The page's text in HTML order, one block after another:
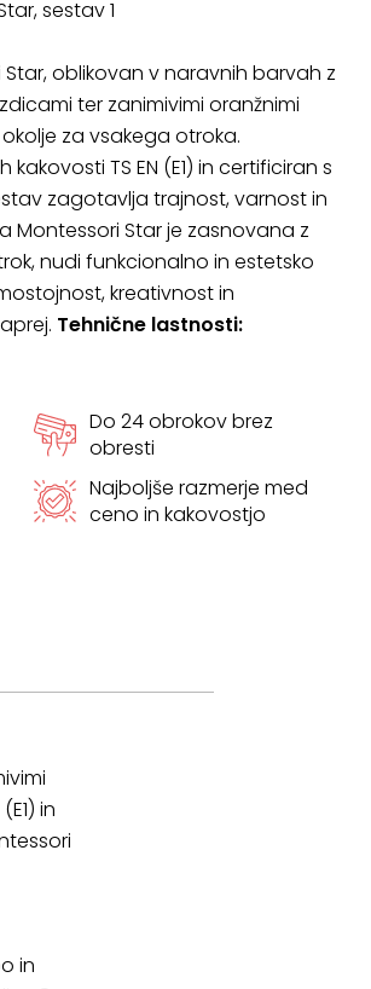
sestav 1
oblikovan v naravnih barvah z
ter zanimivimi oranžnimi
za vsakega otroka.
TS EN (E1) in certificiran s
zagotavlja trajnost, varnost in
Montessori Star je zasnovana z
nudi funkcionalno in estetsko
kreativnost in
Tehnične lastnosti:
Do 24 obrokov brez
obresti
Najboljše razmerje med
ceno in kakovostjo
in
in